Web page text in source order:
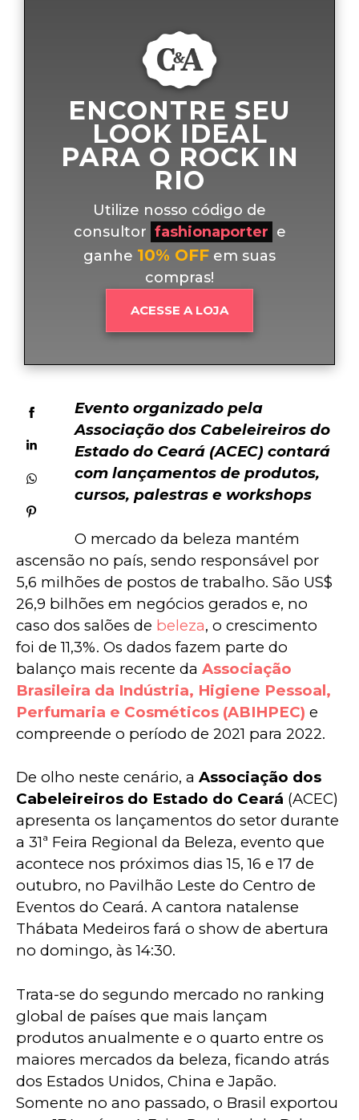
ENCONTRE SEU
LOOK IDEAL
PARA O ROCK IN
RIO
Utilize nosso código de
consultor fashionaporter e
ganhe 10% OFF em suas
compras!
ACESSE A LOJA
Evento organizado pela
Associação dos Cabeleireiros do
Estado do Ceará (ACEC) contará
com lançamentos de produtos,
cursos, palestras e workshops
O mercado da beleza mantém
ascensão no país, sendo responsável por
5,6 milhões de postos de trabalho. São US$
26,9 bilhões em negócios gerados e, no
caso dos salões de beleza, o crescimento
foi de 11,3%. Os dados fazem parte do
balanço mais recente da Associação
Brasileira da Indústria, Higiene Pessoal,
Perfumaria e Cosméticos (ABIHPEC) e
compreende o período de 2021 para 2022.
De olho neste cenário, a Associação dos
Cabeleireiros do Estado do Ceará (ACEC)
apresenta os lançamentos do setor durante
a 31ª Feira Regional da Beleza, evento que
acontece nos próximos dias 15, 16 e 17 de
outubro, no Pavilhão Leste do Centro de
Eventos do Ceará. A cantora natalense
Thábata Medeiros fará o show de abertura
no domingo, às 14:30.
Trata-se do segundo mercado no ranking
global de países que mais lançam
produtos anualmente e o quarto entre os
maiores mercados da beleza, ficando atrás
dos Estados Unidos, China e Japão.
Somente no ano passado, o Brasil exportou